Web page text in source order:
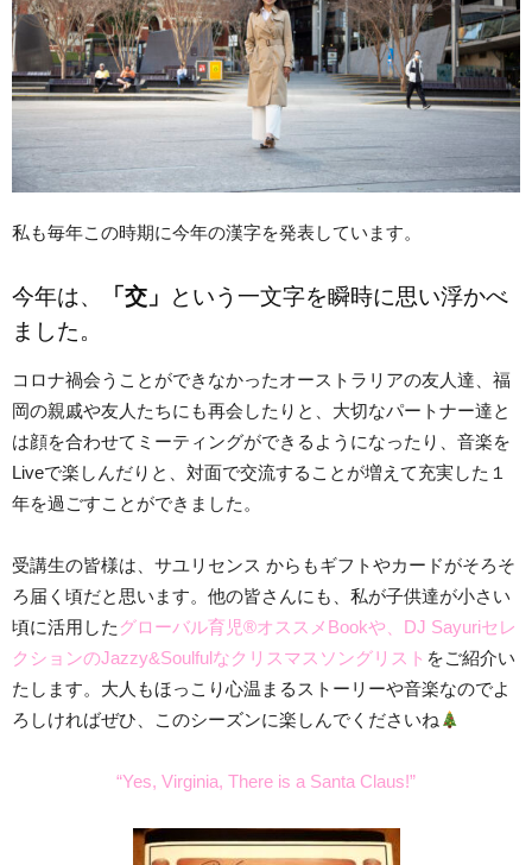
私も毎年この時期に今年の漢字を発表しています。
今年は、 「交」 という一文字を瞬時に思い浮かべ
ました。
コロナ禍会うことができなかったオーストラリアの友人達、福
岡の親戚や友人たちにも再会したりと、大切なパートナー達と
は顔を合わせてミーティングができるようになったり、音楽を
Liveで楽しんだりと、対面で交流することが増えて充実した１
年を過ごすことができました。
受講生の皆様は、サユリセンス からもギフトやカードがそろそ
ろ届く頃だと思います。他の皆さんにも、私が子供達が小さい
頃に活用した グローバル育児®︎オススメBookや、DJ Sayuriセレ
クションのJazzy&Soulfulなクリスマスソングリスト をご紹介い
たします。大人もほっこり心温まるストーリーや音楽なのでよ
ろしければぜひ、このシーズンに楽しんでくださいね
“Yes, Virginia, There is a Santa Claus!”